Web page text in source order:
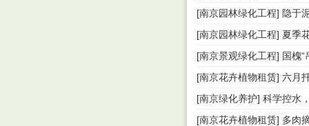
[南京园林绿化工程] 隐于
[南京园林绿化工程] 夏季
[南京景观绿化工程] 国槐“
[南京花卉植物租赁] 六月
[南京绿化养护] 科学控水
[南京花卉植物租赁] 多肉